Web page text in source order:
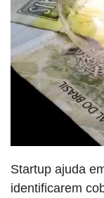
Startup ajuda
identificarem